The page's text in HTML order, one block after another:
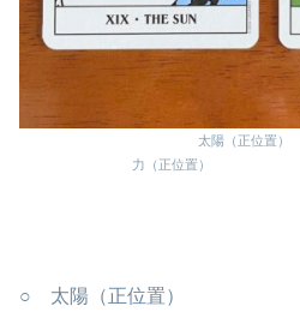
太陽（
力（正位置）
○ 太陽（正位置）